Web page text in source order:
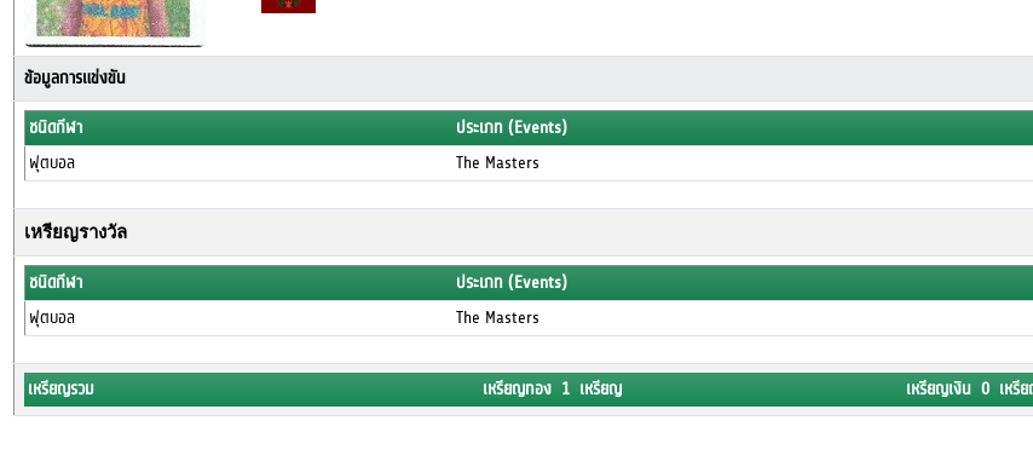
ข้อมูลการแข่งขัน
ชนิดกีฬา
ประเภท (Events)
ฟุตบอล
The Masters
เหรียญรางวัล
ชนิดกีฬา ประเภท (Events)
ฟุตบอล
The Masters
เหรียญรวม เหรียญทอง 1 เหรียญ เหรียญเงิน 0 เหรี